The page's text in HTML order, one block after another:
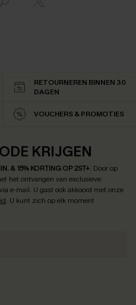
RETOURNEREN BINNEN 30
DAGEN
VOUCHERS & PROMOTIES
KRIJGEN
& 15% KORTING OP 2ST+. Door op
het ontvangen van exclusieve
e-mail. U gaat ook akkoord met onze
. U kunt zich op elk moment